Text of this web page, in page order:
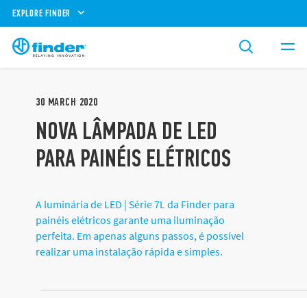
EXPLORE FINDER
30 MARCH 2020
NOVA LÂMPADA DE LED
PARA PAINÉIS ELÉTRICOS
A luminária de LED | Série 7L da Finder para
painéis elétricos garante uma iluminação
perfeita. Em apenas alguns passos, é possível
realizar uma instalação rápida e simples.